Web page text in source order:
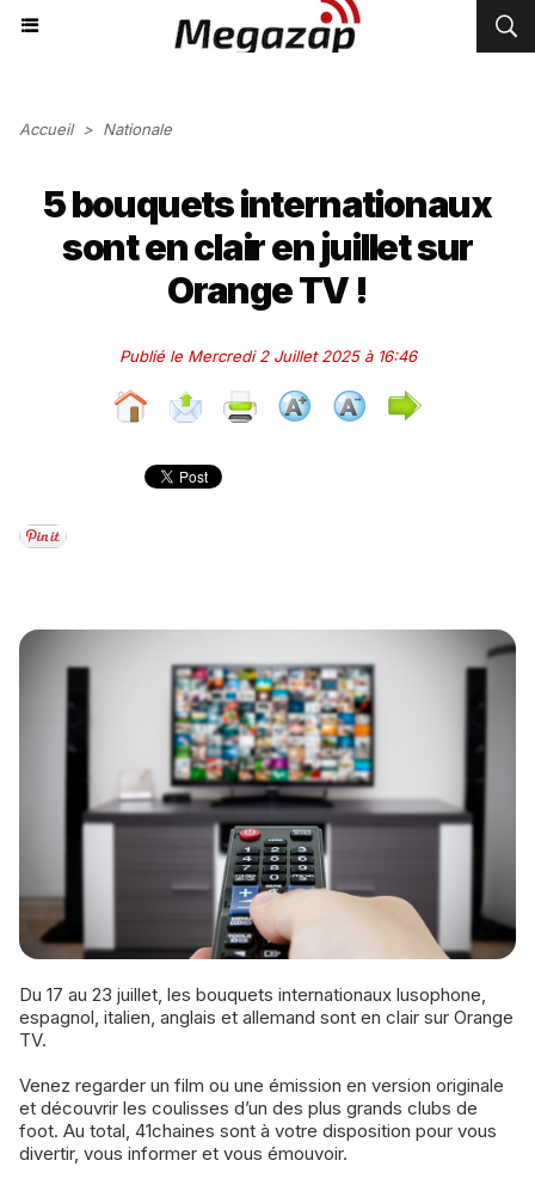
Accueil > Nationale
5 bouquets internationaux
sont en clair en juillet sur
Orange TV !
Publié le Mercredi 2 Juillet 2025 à 16:46
Du 17 au 23 juillet, les bouquets internationaux lusophone,
espagnol, italien, anglais et allemand sont en clair sur Orange
TV.
Venez regarder un film ou une émission en version originale
et découvrir les coulisses d’un des plus grands clubs de
foot. Au total, 41chaines sont à votre disposition pour vous
divertir, vous informer et vous émouvoir.